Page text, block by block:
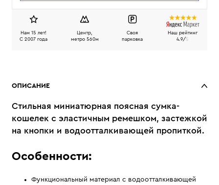
Нам 15 лет!
C 2007 года
Центр,
метро 560м
Своя
парковка
Наш рейтинг
4.9/5
ОПИСАНИЕ
Стильная миниатюрная поясная сумка-
кошелек с эластичным ремешком, застежкой
на кнопки и водоотталкивающей пропиткой.
Особенности:
Функциональный материал с водоотталкивающей